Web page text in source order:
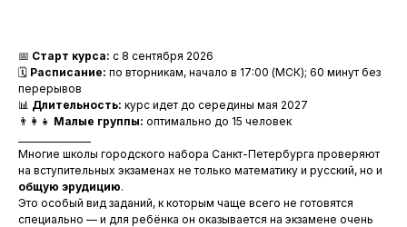
📅 Старт курса: с 8 сентября 2026
🗓 Расписание: по вторникам, начало в 17:00 (МСК); 60 минут без
перерывов
📊 Длительность: курс идет до середины мая 2027
👨‍👩‍👧 Малые группы: оптимально до 15 человек
Многие школы городского набора Санкт-Петербурга проверяют
на вступительных экзаменах не только математику и русский, но и
общую эрудицию.
Это особый вид заданий, к которым чаще всего не готовятся
специально — и для ребёнка он оказывается на экзамене очень